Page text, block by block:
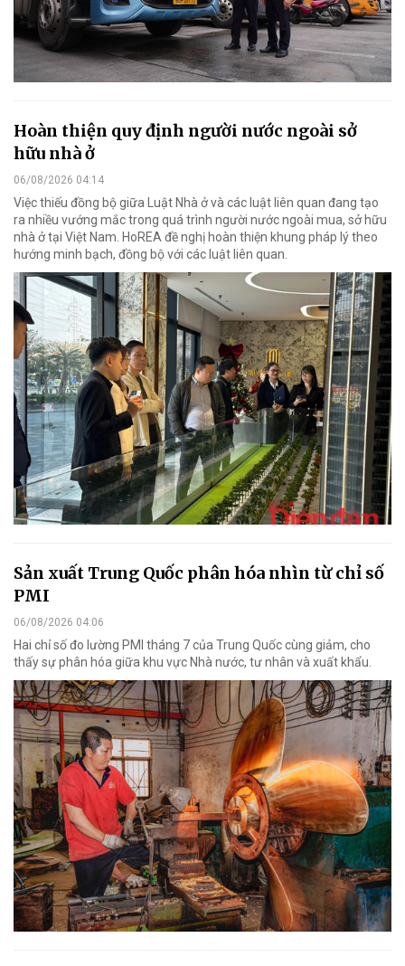
Hoàn thiện quy định người nước ngoài sở
hữu nhà ở
06/08/2026 04:14
Việc thiếu đồng bộ giữa Luật Nhà ở và các luật liên quan đang tạo
ra nhiều vướng mắc trong quá trình người nước ngoài mua, sở hữu
nhà ở tại Việt Nam. HoREA đề nghị hoàn thiện khung pháp lý theo
hướng minh bạch, đồng bộ với các luật liên quan.
Sản xuất Trung Quốc phân hóa nhìn từ chỉ số
PMI
06/08/2026 04:06
Hai chỉ số đo lường PMI tháng 7 của Trung Quốc cùng giảm, cho
thấy sự phân hóa giữa khu vực Nhà nước, tư nhân và xuất khẩu.